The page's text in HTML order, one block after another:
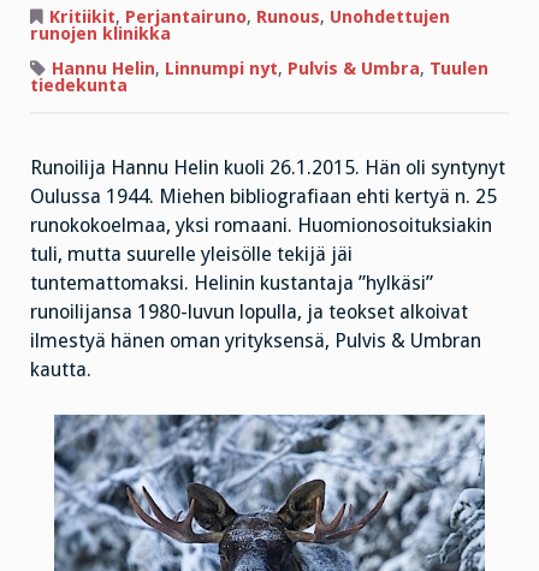
käy
kuolleen
Kritiikit, Perjantairuno, Runous, Unohdettujen
runojen klinikka
Hannu Helin, Linnumpi nyt, Pulvis & Umbra, Tuulen
tiedekunta
Runoilija Hannu Helin kuoli 26.1.2015. Hän oli syntynyt
Oulussa 1944. Miehen bibliografiaan ehti kertyä n. 25
runokokoelmaa, yksi romaani. Huomionosoituksiakin
tuli, mutta suurelle yleisölle tekijä jäi
tuntemattomaksi. Helinin kustantaja ”hylkäsi”
runoilijansa 1980-luvun lopulla, ja teokset alkoivat
ilmestyä hänen oman yrityksensä, Pulvis & Umbran
kautta.